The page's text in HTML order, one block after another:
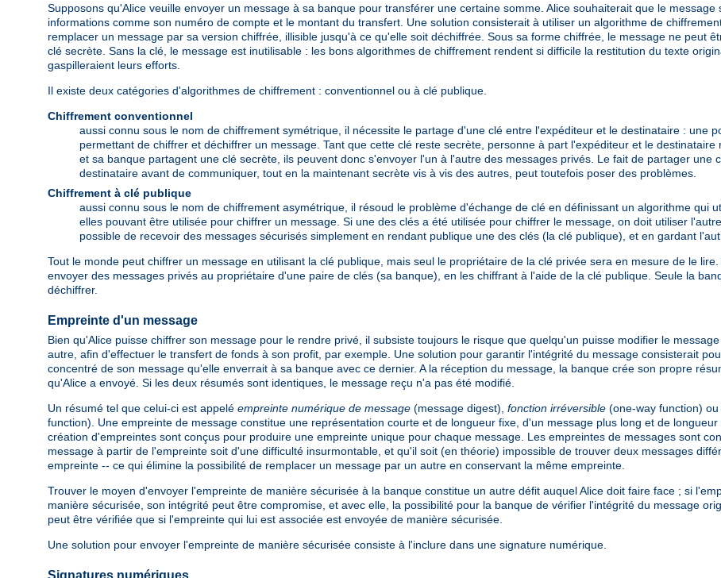
Supposons qu'Alice veuille envoyer un message à sa banque pour transférer une certaine somme. Alice souhaiterait que le message
informations comme son numéro de compte et le montant du transfert. Une solution consisterait à utiliser un algorithme de
remplacer un message par sa version chiffrée, illisible jusqu'à ce qu'elle soit déchiffrée. Sous sa forme chiffrée, le message ne peut
clé secrète. Sans la clé, le message est inutilisable : les bons algorithmes de chiffrement rendent si difficile la restitution du texte
gaspilleraient leurs efforts.
Il existe deux catégories d'algorithmes de chiffrement : conventionnel ou à clé publique.
Chiffrement conventionnel
aussi connu sous le nom de chiffrement symétrique, il nécessite le partage d'une clé entre l'expéditeur et le destinataire : une
permettant de chiffrer et déchiffrer un message. Tant que cette clé reste secrète, personne à part l'expéditeur et le destinataire
et sa banque partagent une clé secrète, ils peuvent donc s'envoyer l'un à l'autre des messages privés. Le fait de partager une
destinataire avant de communiquer, tout en la maintenant secrète vis à vis des autres, peut toutefois poser des problèmes.
Chiffrement à clé publique
aussi connu sous le nom de chiffrement asymétrique, il résoud le problème d'échange de clé en définissant un algorithme qui
elles pouvant être utilisée pour chiffrer un message. Si une des clés a été utilisée pour chiffrer le message, on doit utiliser
possible de recevoir des messages sécurisés simplement en rendant publique une des clés (la clé publique), et en gardant
Tout le monde peut chiffrer un message en utilisant la clé publique, mais seul le propriétaire de la clé privée sera en mesure de le
envoyer des messages privés au propriétaire d'une paire de clés (sa banque), en les chiffrant à l'aide de la clé publique. Seule la
déchiffrer.
Empreinte d'un message
Bien qu'Alice puisse chiffrer son message pour le rendre privé, il subsiste toujours le risque que quelqu'un puisse modifier le
autre, afin d'effectuer le transfert de fonds à son profit, par exemple. Une solution pour garantir l'intégrité du message consisterait
concentré de son message qu'elle enverrait à sa banque avec ce dernier. A la réception du message, la banque crée son propre
qu'Alice a envoyé. Si les deux résumés sont identiques, le message reçu n'a pas été modifié.
Un résumé tel que celui-ci est appelé empreinte numérique de message (message digest), fonction irréversible (one-way function) ou
function). Une empreinte de message constitue une représentation courte et de longueur fixe, d'un message plus long et de
création d'empreintes sont conçus pour produire une empreinte unique pour chaque message. Les empreintes de messages sont
message à partir de l'empreinte soit d'une difficulté insurmontable, et qu'il soit (en théorie) impossible de trouver deux messages
empreinte -- ce qui élimine la possibilité de remplacer un message par un autre en conservant la même empreinte.
Trouver le moyen d'envoyer l'empreinte de manière sécurisée à la banque constitue un autre défit auquel Alice doit faire face ; si
manière sécurisée, son intégrité peut être compromise, et avec elle, la possibilité pour la banque de vérifier l'intégrité du message
peut être vérifiée que si l'empreinte qui lui est associée est envoyée de manière sécurisée.
Une solution pour envoyer l'empreinte de manière sécurisée consiste à l'inclure dans une signature numérique.
Signatures numériques